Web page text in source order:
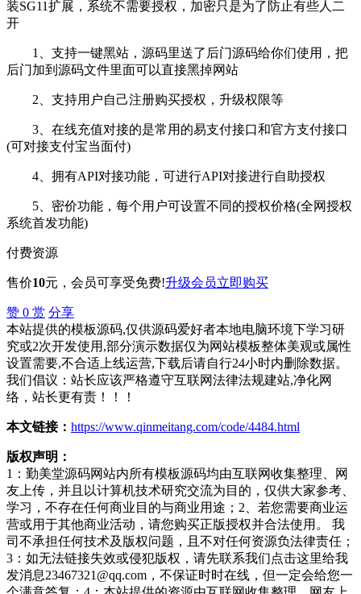
装SG11扩展，系统不需要授权，加密只是为了防止有些人二
开
1、支持一键黑站，源码里送了后门源码给你们使用，把
后门加到源码文件里面可以直接黑掉网站
2、支持用户自己注册购买授权，升级权限等
3、在线充值对接的是常用的易支付接口和官方支付接口
(可对接支付宝当面付)
4、拥有API对接功能，可进行API对接进行自助授权
5、密价功能，每个用户可设置不同的授权价格(全网授权
系统首发功能)
付费资源
售价10元 ，会员可享受免费!升级会员立即购买
赞 0 赏 分享
本站提供的模板源码,仅供源码爱好者本地电脑环境下学习研
究或2次开发使用,部分演示数据仅为网站模板整体美观或属性
设置需要,不合适上线运营,下载后请自行24小时内删除数据。
我们倡议：站长应该严格遵守互联网法律法规建站,净化网
络，站长更有责！！！
本文链接： https://www.qinmeitang.com/code/4484.html
版权声明：
1：勤美堂源码网站内所有模板源码均由互联网收集整理、网
友上传，并且以计算机技术研究交流为目的，仅供大家参考、
学习，不存在任何商业目的与商业用途；2、若您需要商业运
营或用于其他商业活动，请您购买正版授权并合法使用。 我
司不承担任何技术及版权问题，且不对任何资源负法律责任；
3：如无法链接失效或侵犯版权，请先联系我们点击这里给我
发消息23467321@qq.com，不保证时时在线，但一定会给您一